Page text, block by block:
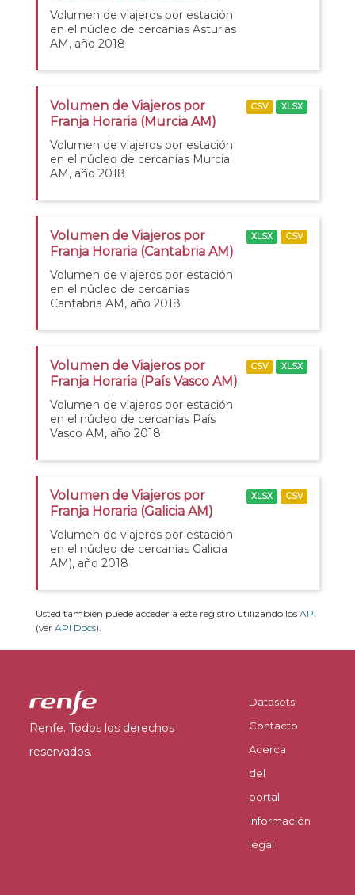
Volumen de viajeros por estación
en el núcleo de cercanías Asturias
AM, año 2018
Volumen de Viajeros por
Franja Horaria (Murcia AM)
Volumen de viajeros por estación
en el núcleo de cercanías Murcia
AM, año 2018
CSV XLSX
Volumen de Viajeros por
Franja Horaria (Cantabria AM)
Volumen de viajeros por estación
en el núcleo de cercanías
Cantabria AM, año 2018
XLSX CSV
Volumen de Viajeros por
Franja Horaria (País Vasco AM)
Volumen de viajeros por estación
en el núcleo de cercanías País
Vasco AM, año 2018
CSV XLSX
Volumen de Viajeros por
Franja Horaria (Galicia AM)
Volumen de viajeros por estación
en el núcleo de cercanías Galicia
AM), año 2018
XLSX CSV
Usted también puede acceder a este registro utilizando los API
(ver API Docs).
Renfe. Todos los derechos
reservados.
Datasets
Contacto
Acerca
del
portal
Información
legal